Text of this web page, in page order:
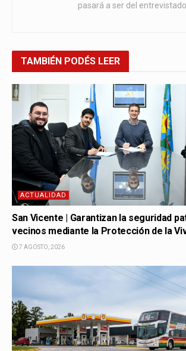
pasará a ser del
TAMBIÉN PODÉS LEER
ACTUALIDAD
San Vicente | Garantizan la seguridad
vecinos mediante la Protección de la
7 AGOSTO, 2026